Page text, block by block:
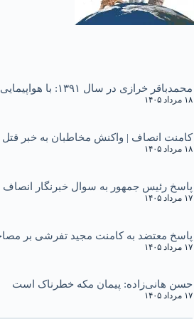
محمدباقر خرازی در سال ۱۳۹۱: با هواپیمایی که خودم خلبان آنم می‌آیم | آخوند سوپر دولوکسم!
۱۸ مرداد ۱۴۰۵
کامنت انصاف | واکنش مخاطبان به خبر
۱۸ مرداد ۱۴۰۵
پاسخ رئیس جمهور به سوال خبرنگار انصاف درباره دی ۱۴۰۴ و
۱۷ مرداد ۱۴۰۵
پاسخ معتضد به کامنت مجید تفرشی بر
۱۷ مرداد ۱۴۰۵
حسن هانی‌زاده: پیمان مکه خطرناک است
۱۷ مرداد ۱۴۰۵